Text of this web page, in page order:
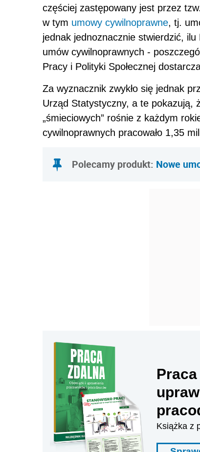
częściej zastępowany jest przez
w tym umowy cywilnoprawne, tj.
jednak jednoznacznie stwierdzić,
umów cywilnoprawnych -
Pracy i Polityki Społecznej
Za wyznacznik zwykło się jednak
Urząd Statystyczny, a te pokazują,
„śmieciowych” rośnie z każdym
cywilnoprawnych pracowało 1,35
Polecamy produkt: Nowe
Książka z